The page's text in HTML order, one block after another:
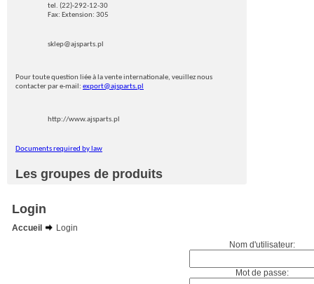
tel. (22)-292-12-30
Fax: Extension: 305
sklep@ajsparts.pl
Pour toute question liée à la vente internationale, veuillez nous
contacter par e-mail: export@ajsparts.pl
http://www.ajsparts.pl
Documents required by law
Les groupes de produits
Login
Accueil
Login
Nom d'utilisateur:
Mot de passe: